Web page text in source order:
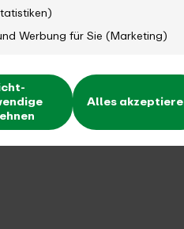
Werbung für Sie (Marketing)
Alles